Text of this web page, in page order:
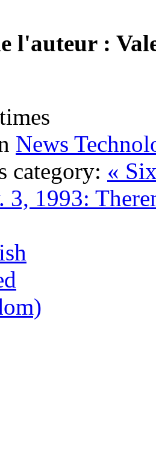
l'auteur :
times
News
category: «
3, 1993: